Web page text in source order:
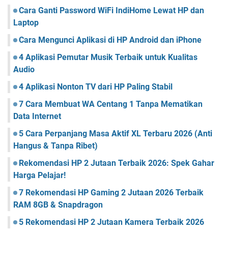
Cara Ganti Password WiFi IndiHome Lewat HP dan
Laptop
Cara Mengunci Aplikasi di HP Android dan iPhone
4 Aplikasi Pemutar Musik Terbaik untuk Kualitas
Audio
4 Aplikasi Nonton TV dari HP Paling Stabil
7 Cara Membuat WA Centang 1 Tanpa Mematikan
Data Internet
5 Cara Perpanjang Masa Aktif XL Terbaru 2026 (Anti
Hangus & Tanpa Ribet)
Rekomendasi HP 2 Jutaan Terbaik 2026: Spek Gahar
Harga Pelajar!
7 Rekomendasi HP Gaming 2 Jutaan 2026 Terbaik
RAM 8GB & Snapdragon
5 Rekomendasi HP 2 Jutaan Kamera Terbaik 2026